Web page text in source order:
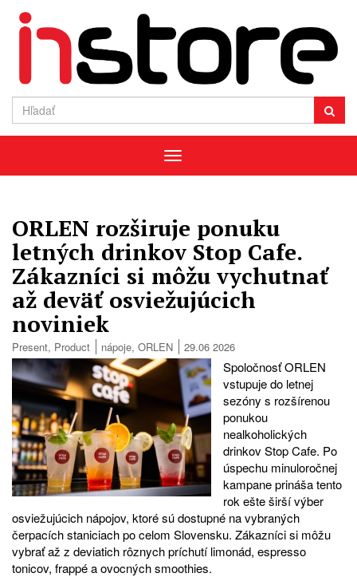
Menu
ORLEN rozširuje ponuku
letných drinkov Stop Cafe.
Zákazníci si môžu vychutnať
až deväť osviežujúcich
noviniek
Present, Product nápoje, ORLEN 29.06 2026
Spoločnosť ORLEN
vstupuje do letnej
sezóny s rozšírenou
ponukou
nealkoholických
drinkov Stop Cafe. Po
úspechu minuloročnej
kampane prináša tento
rok ešte širší výber
osviežujúcich nápojov, ktoré sú dostupné na vybraných
čerpacích staniciach po celom Slovensku. Zákazníci si môžu
vybrať až z deviatich rôznych príchutí limonád, espresso
tonicov, frappé a ovocných smoothies.